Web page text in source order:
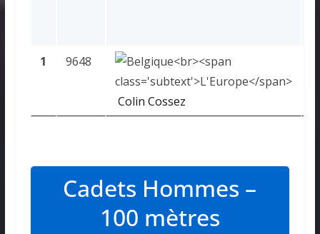
1 9648
Colin Cossez
Cadets Hommes –
100 mètres